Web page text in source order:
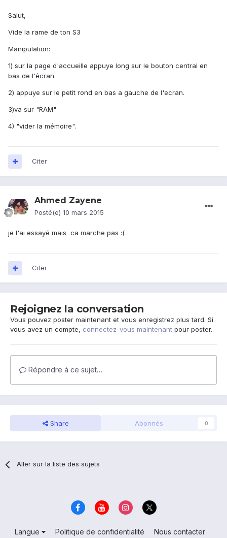
Salut,
Vide la rame de ton S3
Manipulation:
1) sur la page d'accueille appuye long sur le bouton central en
bas de l'écran.
2) appuye sur le petit rond en bas a gauche de l'ecran.
3)va sur "RAM"
4) "vider la mémoire".
Citer
Ahmed Zayene
Posté(e) 10 mars 2015
je l'ai essayé mais ca marche pas :(
Citer
Rejoignez la conversation
Vous pouvez poster maintenant et vous enregistrez plus tard. Si
vous avez un compte, connectez-vous maintenant pour poster.
Répondre à ce sujet…
Share Abonnés 0
Aller sur la liste des sujets
Langue Politique de confidentialité
Nous contacter